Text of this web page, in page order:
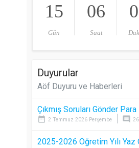
15
Gün
06
Saat
Duyurular
Aöf Duyuru ve Haberleri
Çıkmış Soruları Gönder
date_range 2 Temmuz 2026 Perşembe comment 26
2025-2026 Öğretim Yılı Yaz